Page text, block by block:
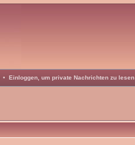
• Einloggen, um private Nachrichten zu lesen